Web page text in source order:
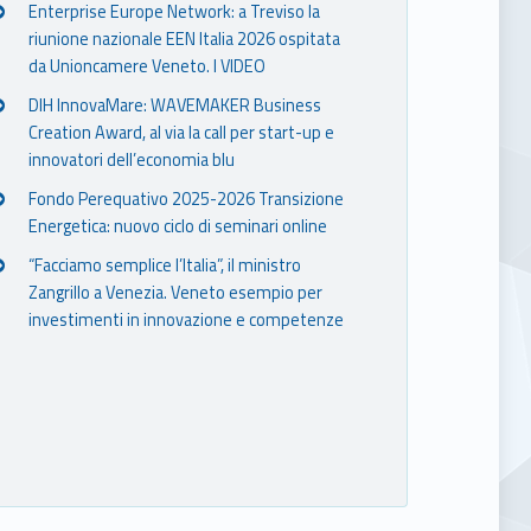
Enterprise Europe Network: a Treviso la
riunione nazionale EEN Italia 2026 ospitata
da Unioncamere Veneto. I VIDEO
DIH InnovaMare: WAVEMAKER Business
Creation Award, al via la call per start-up e
innovatori dell’economia blu
Fondo Perequativo 2025-2026 Transizione
Energetica: nuovo ciclo di seminari online
“Facciamo semplice l’Italia”, il ministro
Zangrillo a Venezia. Veneto esempio per
investimenti in innovazione e competenze